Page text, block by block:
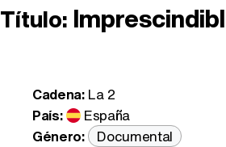
Título:
Cadena:La 2
País:
España
Género:
Documental